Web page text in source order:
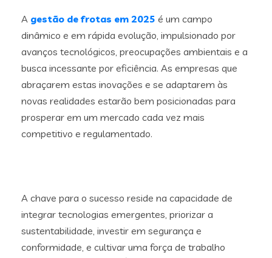
A gestão de frotas em 2025 é um campo
dinâmico e em rápida evolução, impulsionado por
avanços tecnológicos, preocupações ambientais e a
busca incessante por eficiência. As empresas que
abraçarem estas inovações e se adaptarem às
novas realidades estarão bem posicionadas para
prosperar em um mercado cada vez mais
competitivo e regulamentado.
A chave para o sucesso reside na capacidade de
integrar tecnologias emergentes, priorizar a
sustentabilidade, investir em segurança e
conformidade, e cultivar uma força de trabalho